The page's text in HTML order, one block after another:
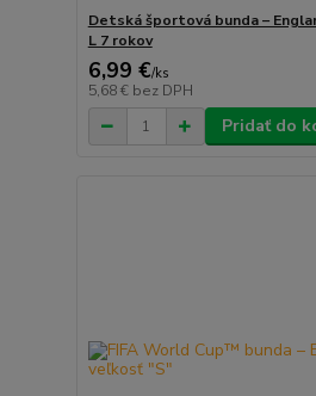
Detská športová bunda –
L 7 rokov
6,99 €/ks
5,68 € bez DPH
Pridať do